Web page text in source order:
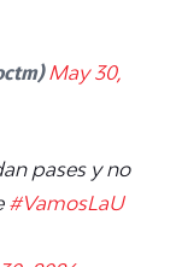
May 30,
pases y no
#VamosLaU